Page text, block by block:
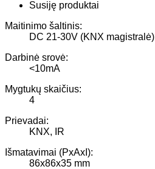
Susiję produktai
Maitinimo šaltinis:
DC 21-30V (KNX magistralė)
Darbinė srovė:
<10mA
Mygtukų skaičius:
4
Prievadai:
KNX, IR
Išmatavimai (PxAxI):
86x86x35 mm